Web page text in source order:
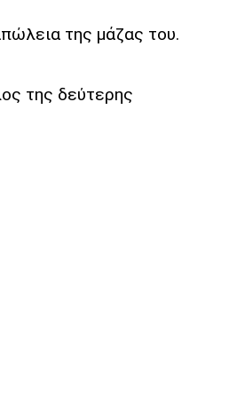
της μάζας του.
της δεύτερης